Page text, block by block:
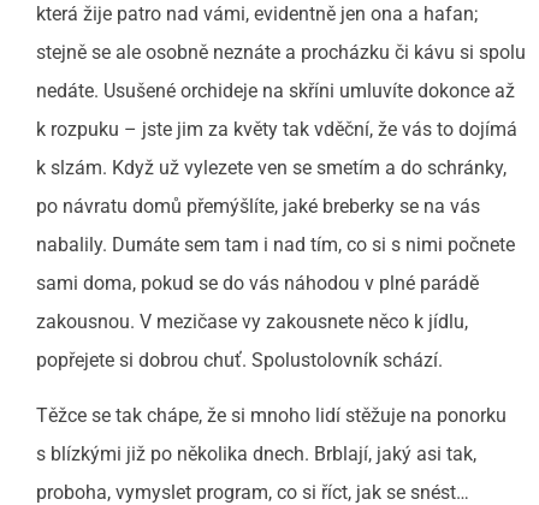
která žije patro nad vámi, evidentně jen ona a hafan;
stejně se ale osobně neznáte a procházku či kávu si spolu
nedáte. Usušené orchideje na skříni umluvíte dokonce až
k rozpuku – jste jim za květy tak vděční, že vás to dojímá
k slzám. Když už vylezete ven se smetím a do schránky,
po návratu domů přemýšlíte, jaké breberky se na vás
nabalily. Dumáte sem tam i nad tím, co si s nimi počnete
sami doma, pokud se do vás náhodou v plné parádě
zakousnou. V mezičase vy zakousnete něco k jídlu,
popřejete si dobrou chuť. Spolustolovník schází.
Těžce se tak chápe, že si mnoho lidí stěžuje na ponorku
s blízkými již po několika dnech. Brblají, jaký asi tak,
proboha, vymyslet program, co si říct, jak se snést…